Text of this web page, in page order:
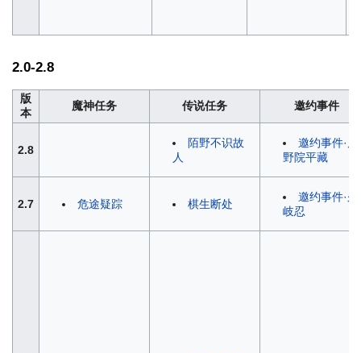
2.0-2.8
版
本
魔神任务 传说任务 邀约事件
2.8
陌野不识故
人
邀约事件·鹿
野院平藏
2.7 危途疑踪 棋生断处
邀约事件·久
岐忍